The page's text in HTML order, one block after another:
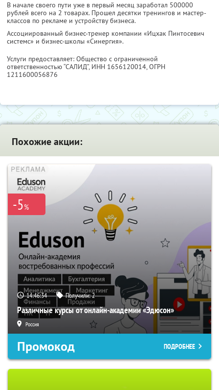
В начале своего пути уже в первый месяц заработал 500000
рублей всего на 2 товарах. Прошел десятки тренингов и мастер-
классов по рекламе и устройству бизнеса.
Ассоциированный бизнес-тренер компании «Ицхак Пинтосевич
системс» и бизнес-школы «Синергия».
Услуги предоставляет: Общество с ограниченной
ответственностью “САЛИД”, ИНН 1656120014, ОГРН
1211600056876
Похожие акции:
-5%
14:46:33 Получили:2
Различные курсы от онлайн-академии «Эдюсон»
Россия
Промокод ПОДРОБНЕЕ